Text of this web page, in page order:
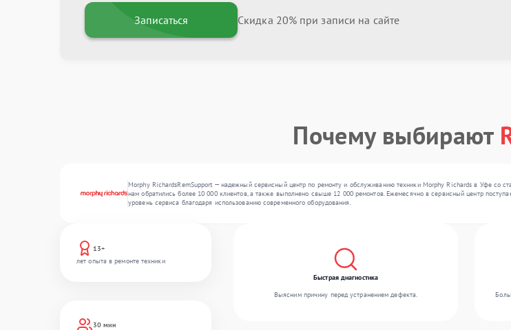
Записаться Скидка 20% при записи на сайте
Почему выбирают
Morphy RichardsRemSupport — надежный сервисный центр по ремонту и обслуживанию техники Morphy Richards в Уфе со
нам обратились более 10 000 клиентов, а также выполнено свыше 12 000 ремонтов. Ежемесячно в сервисный центр
уровень сервиса благодаря использованию современного оборудования.
13+
лет опыта в ремонте техники
30 мин
Быстрая диагностика
Выясним причину перед устранением дефекта.